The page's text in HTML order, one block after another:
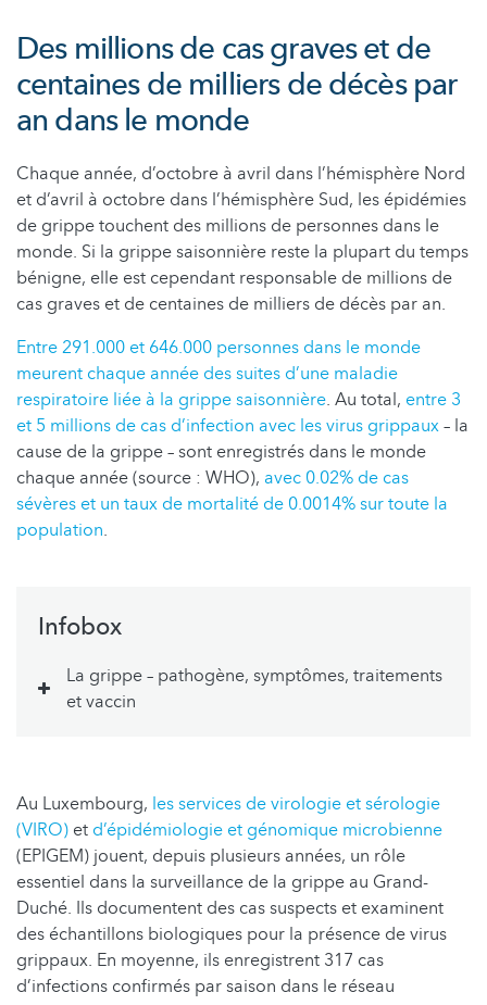
Des millions de cas graves et de
centaines de milliers de décès par
an dans le monde
Chaque année, d’octobre à avril dans l’hémisphère Nord
et d’avril à octobre dans l’hémisphère Sud, les épidémies
de grippe touchent des millions de personnes dans le
monde. Si la grippe saisonnière reste la plupart du temps
bénigne, elle est cependant responsable de millions de
cas graves et de centaines de milliers de décès par an.
Entre 291.000 et 646.000 personnes dans le monde
meurent chaque année des suites d’une maladie
respiratoire liée à la grippe saisonnière. Au total, entre 3
et 5 millions de cas d’infection avec les virus grippaux– la
cause de la grippe – sont enregistrés dans le monde
chaque année (source : WHO), avec 0.02% de cas
sévères et un taux de mortalité de 0.0014% sur toute la
population.
Infobox
La grippe – pathogène, symptômes, traitements
et vaccin
Au Luxembourg, les services de virologie et sérologie
(VIRO) et d’épidémiologie et génomique microbienne
(EPIGEM) jouent, depuis plusieurs années, un rôle
essentiel dans la surveillance de la grippe au Grand-
Duché. Ils documentent des cas suspects et examinent
des échantillons biologiques pour la présence de virus
grippaux. En moyenne, ils enregistrent 317 cas
d’infections confirmés par saison dans le réseau